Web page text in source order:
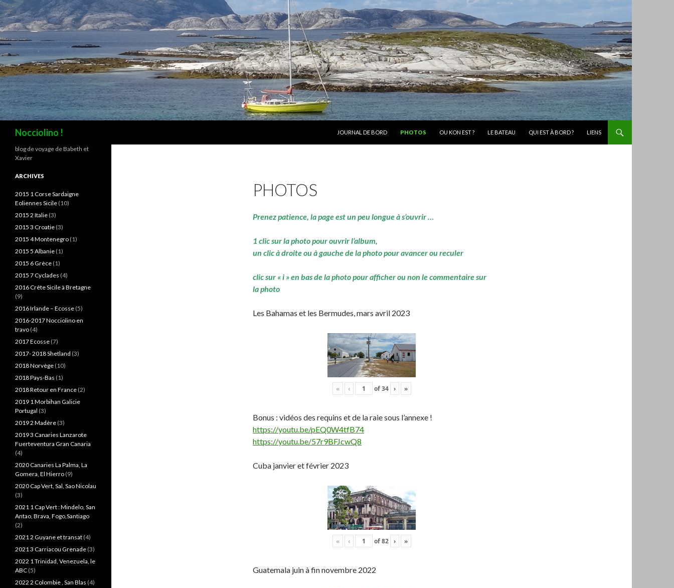
Nocciolino !
JOURNAL DE BORD
PHOTOS OU KON EST ? LE BATEAU QUI EST À BORD ? LIENS
PHOTOS
Prenez patience, la page est un peu longue à s’ouvrir …
1 clic sur la photo pour ouvrir l’album,
un clic à droite ou à gauche de la photo pour avancer ou reculer
clic sur « i » en bas de la photo pour afficher ou non le commentaire sur
la photo
Les Bahamas et les Bermudes, mars avril 2023
« ‹ of34 › »
Bonus : vidéos des requins et de la raie sous l’annexe !
https://youtu.be/pEQ0W4tfB74
https://youtu.be/57r9BFJcwQ8
Cuba janvier et février 2023
« ‹ of82 › »
Guatemala juin à fin novembre 2022
blog de voyage de Babeth et
Xavier
ARCHIVES
2015 1 Corse Sardaigne
Eoliennes Sicile (10)
2015 2 Italie (3)
2015 3 Croatie (3)
2015 4 Montenegro (1)
2015 5 Albanie (1)
2015 6 Grèce (1)
2015 7 Cyclades (4)
2016 Crête Sicile à Bretagne
(9)
2016 Irlande – Ecosse (5)
2016-2017 Nocciolino en
travo (4)
2017 Ecosse (7)
2017- 2018 Shetland (3)
2018 Norvège (10)
2018 Pays-Bas (1)
2018 Retour en France (2)
2019 1 Morbihan Galicie
Portugal (3)
2019 2 Madère (3)
2019 3 Canaries Lanzarote
Fuerteventura Gran Canaria
(4)
2020 Canaries La Palma, La
Gomera, El Hierro (9)
2020 Cap Vert, Sal, Sao Nicolau
(3)
2021 1 Cap Vert : Mindelo, San
Antao, Brava, Fogo,Santiago
(2)
2021 2 Guyane et transat (4)
2021 3 Carriacou Grenade (3)
2022 1 Trinidad, Venezuela, le
ABC (5)
2022 2 Colombie , San Blas (4)